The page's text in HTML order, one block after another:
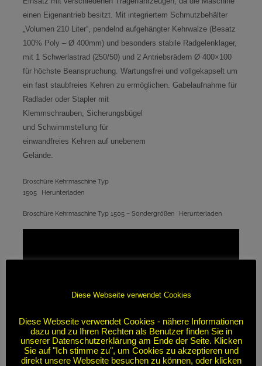
einen Eigenantrieb besitzt. Mit integriertem Schmutzbehälter
„Volumen 210 Liter“, pendelnd aufgehängter Kehrwalze (Besatz
100% Poly – Ø 400mm) und besonders stabile Radgelenklager,
mit 1 Schwerlastrad (250/50) und 2 Antriebsrädern Ø 400×100
für höchste Beanspruchung. Wartungsfrei und vollgekapselt um
ein fast staubfreies Kehren zu ermöglichen. Gabelaufnahme für
Radlader oder Stapler mit
Klemmschrauben, Sicherungsbügel
und Schwimmstellung für
einwandfreies Kehren auf unebenem
Gelände.
Broschüre Kehrmaschine Typ
1505
Herunterladen
Broschüre Kehrmaschine Typ 1505 – Sondergrößen Herunterladen
Diese Webseite verwendet Cookies
Diese Webseite verwendet Cookies - nähere Informationen
dazu und zu Ihren Rechten als Benutzer finden Sie in
unserer Datenschutzerklärung am Ende der Seite. Klicken
Sie auf "Ich stimme zu", um Cookies zu akzeptieren und
direkt unsere Webseite besuchen zu können, oder klicken